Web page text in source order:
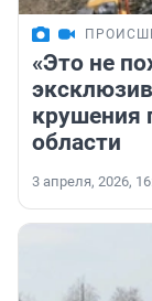
«Это не
крушения
области
3 апреля, 2026,